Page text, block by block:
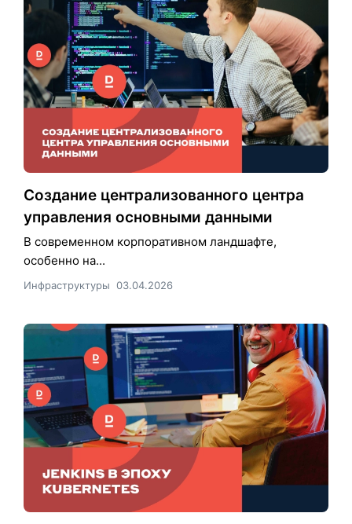
Создание централизованного центра
управления основными данными
В современном корпоративном ландшафте,
особенно на...
Инфраструктуры 03.04.2026